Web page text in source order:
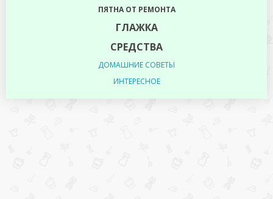
ПЯТНА ОТ РЕМОНТА
ГЛАЖКА
СРЕДСТВА
ДОМАШНИЕ СОВЕТЫ
ИНТЕРЕСНОЕ